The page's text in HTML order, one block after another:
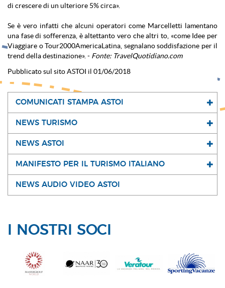
di crescere di un ulteriore 5% circa».
Se è vero infatti che alcuni operatori come Marcelletti lamentano
una fase di sofferenza, è altettanto vero che altri to, «come Idee per
Viaggiare o Tour2000AmericaLatina, segnalano soddisfazione per il
trend della destinazione». - Fonte: TravelQuotidiano.com
Pubblicato sul sito ASTOI il 01/06/2018
COMUNICATI STAMPA ASTOI
NEWS TURISMO
NEWS ASTOI
MANIFESTO PER IL TURISMO ITALIANO
NEWS AUDIO VIDEO ASTOI
I NOSTRI SOCI